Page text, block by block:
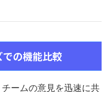
の機能比較
ームの意見を迅速に共